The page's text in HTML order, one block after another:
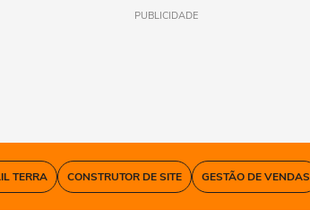
PUBLICIDADE
TERRA CONSTRUTOR DE SITE GESTÃO DE VENDAS